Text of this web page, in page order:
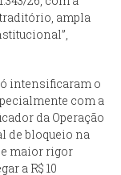
ampla
intensificaram o
com a
da Operação
de bloqueio na
maior rigor
a R$ 10